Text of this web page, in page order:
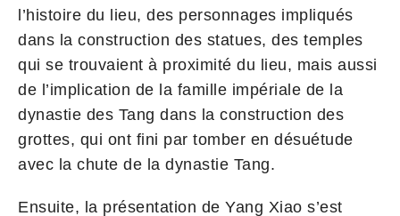
l’histoire du lieu, des personnages impliqués
dans la construction des statues, des temples
qui se trouvaient à proximité du lieu, mais aussi
de l’implication de la famille impériale de la
dynastie des Tang dans la construction des
grottes, qui ont fini par tomber en désuétude
avec la chute de la dynastie Tang.
Ensuite, la présentation de Yang Xiao s’est